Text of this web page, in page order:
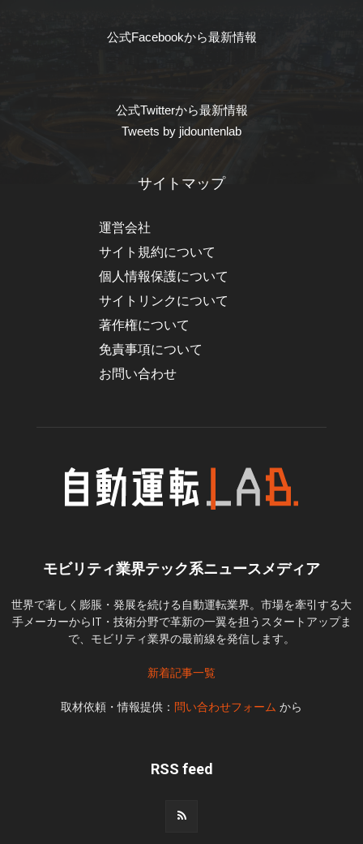
公式Facebookから最新情報
公式Twitterから最新情報
Tweets by jidountenlab
サイトマップ
運営会社
サイト規約について
個人情報保護について
サイトリンクについて
著作権について
免責事項について
お問い合わせ
モビリティ業界テック系ニュースメディア
世界で著しく膨脹・発展を続ける自動運転業界。市場を牽引する大
手メーカーからIT・技術分野で革新の一翼を担うスタートアップま
で、モビリティ業界の最前線を発信します。
新着記事一覧
取材依頼・情報提供： 問い合わせフォーム から
RSS feed